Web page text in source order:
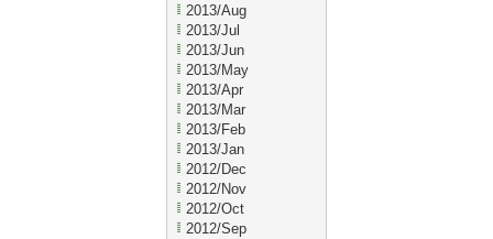
2013/Aug
2013/Jul
2013/Jun
2013/May
2013/Apr
2013/Mar
2013/Feb
2013/Jan
2012/Dec
2012/Nov
2012/Oct
2012/Sep